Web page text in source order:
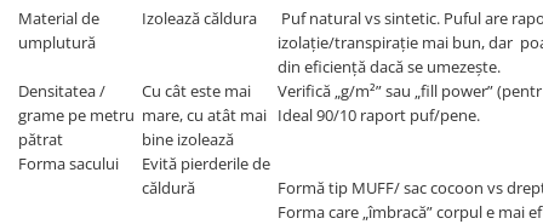
Material de
umplutură
Izolează căldura
Puf natural vs sintetic. Puful are
izolație/transpirație mai bun, dar
din eficiență dacă se umezește.
Densitatea /
grame pe metru
pătrat
Cu cât este mai
mare, cu atât mai
bine izolează
Verifică „g/m²” sau „fill power”
Ideal 90/10 raport puf/pene.
Forma sacului
Evită pierderile de
căldură
Formă tip MUFF/ sac cocoon vs
Forma care „îmbracă” corpul e mai